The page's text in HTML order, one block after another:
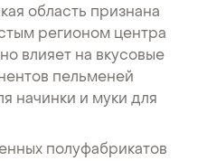
область признана
регионом центра
влияет на вкусовые
пельменей
начинки и муки для
полуфабрикатов